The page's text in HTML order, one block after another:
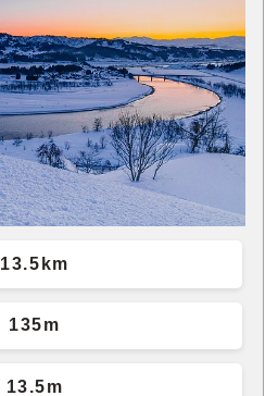
13.5km
135m
13.5m